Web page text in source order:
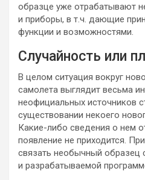
образце уже отрабатывают
и приборы, в т.ч. дающие
функции и возможностями.
Случайность или
В целом ситуация вокруг
самолета выглядит весьма
неофициальных источников
существовании некоего
Какие-либо сведения о нем
появление не приходится.
связать необычный
и разрабатываемой